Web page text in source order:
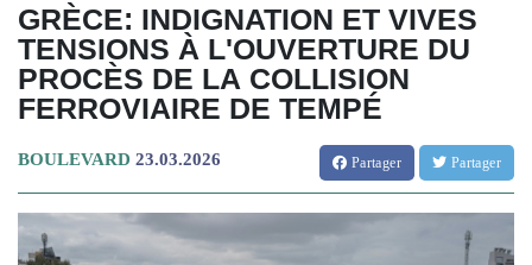
GRÈCE: INDIGNATION ET VIVES
TENSIONS À L'OUVERTURE DU
PROCÈS DE LA COLLISION
FERROVIAIRE DE TEMPÉ
BOULEVARD 23.03.2026 Partager Partager